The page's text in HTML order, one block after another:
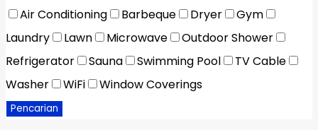
Air Conditioning
Barbeque Dryer
Gym
Laundry
Lawn Microwave
Outdoor Shower
Refrigerator
Sauna Swimming Pool
TV Cable
Washer
WiFi Window Coverings
Pencarian